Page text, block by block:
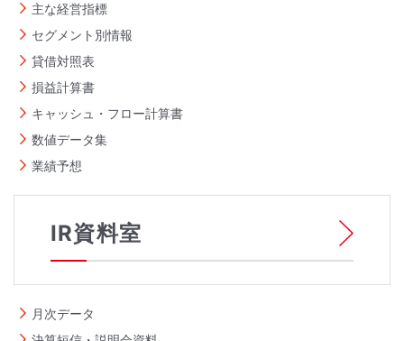
主な経営指標
セグメント別情報
貸借対照表
損益計算書
キャッシュ・フロー計算書
数値データ集
業績予想
IR資料室
月次データ